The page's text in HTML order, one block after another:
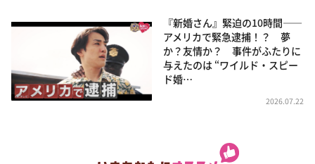
『新婚さん』緊迫の10時間――
アメリカで緊急逮捕！？ 夢
か？友情か？ 事件がふたりに
与えたのは “ワイルド・スピー
ド婚…
2026.07.22